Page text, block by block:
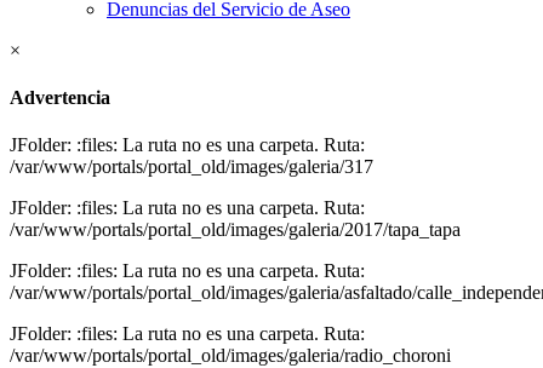
Denuncias del Servicio de Aseo
×
Advertencia
JFolder: :files: La ruta no es una carpeta. Ruta:
/var/www/portals/portal_old/images/galeria/317
JFolder: :files: La ruta no es una carpeta. Ruta:
/var/www/portals/portal_old/images/galeria/2017/tapa_tapa
JFolder: :files: La ruta no es una carpeta. Ruta:
/var/www/portals/portal_old/images/galeria/asfaltado/
JFolder: :files: La ruta no es una carpeta. Ruta:
/var/www/portals/portal_old/images/galeria/radio_choroni